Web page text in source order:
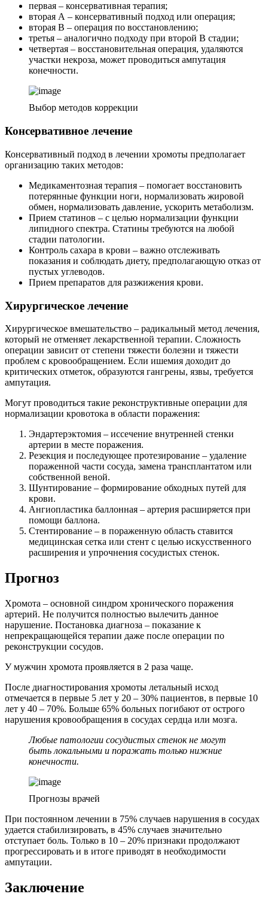
первая – консервативная терапия;
вторая А – консервативный подход или операция;
вторая В – операция по восстановлению;
третья – аналогично подходу при второй В стадии;
четвертая – восстановительная операция, удаляются
участки некроза, может проводиться ампутация
конечности.
Выбор методов коррекции
Консервативное лечение
Консервативный подход в лечении хромоты предполагает
организацию таких методов:
Медикаментозная терапия – помогает восстановить
потерянные функции ноги, нормализовать жировой
обмен, нормализовать давление, ускорить метаболизм.
Прием статинов – с целью нормализации функции
липидного спектра. Статины требуются на любой
стадии патологии.
Контроль сахара в крови – важно отслеживать
показания и соблюдать диету, предполагающую отказ от
пустых углеводов.
Прием препаратов для разжижения крови.
Хирургическое лечение
Хирургическое вмешательство – радикальный метод лечения,
который не отменяет лекарственной терапии. Сложность
операции зависит от степени тяжести болезни и тяжести
проблем с кровообращением. Если ишемия доходит до
критических отметок, образуются гангрены, язвы, требуется
ампутация.
Могут проводиться такие реконструктивные операции для
нормализации кровотока в области поражения:
Эндартерэктомия – иссечение внутренней стенки
артерии в месте поражения.
Резекция и последующее протезирование – удаление
пораженной части сосуда, замена трансплантатом или
собственной веной.
Шунтирование – формирование обходных путей для
крови.
Ангиопластика баллонная – артерия расширяется при
помощи баллона.
Стентирование – в пораженную область ставится
медицинская сетка или стент с целью искусственного
расширения и упрочнения сосудистых стенок.
Прогноз
Хромота – основной синдром хронического поражения
артерий. Не получится полностью вылечить данное
нарушение. Постановка диагноза – показание к
непрекращающейся терапии даже после операции по
реконструкции сосудов.
У мужчин хромота проявляется в 2 раза чаще.
После диагностирования хромоты летальный исход
отмечается в первые 5 лет у 20 – 30% пациентов, в первые 10
лет у 40 – 70%. Больше 65% больных погибают от острого
нарушения кровообращения в сосудах сердца или мозга.
Любые патологии сосудистых стенок не могут
быть локальными и поражать только нижние
конечности.
Прогнозы врачей
При постоянном лечении в 75% случаев нарушения в сосудах
удается стабилизировать, в 45% случаев значительно
отступает боль. Только в 10 – 20% признаки продолжают
прогрессировать и в итоге приводят в необходимости
ампутации.
Заключение